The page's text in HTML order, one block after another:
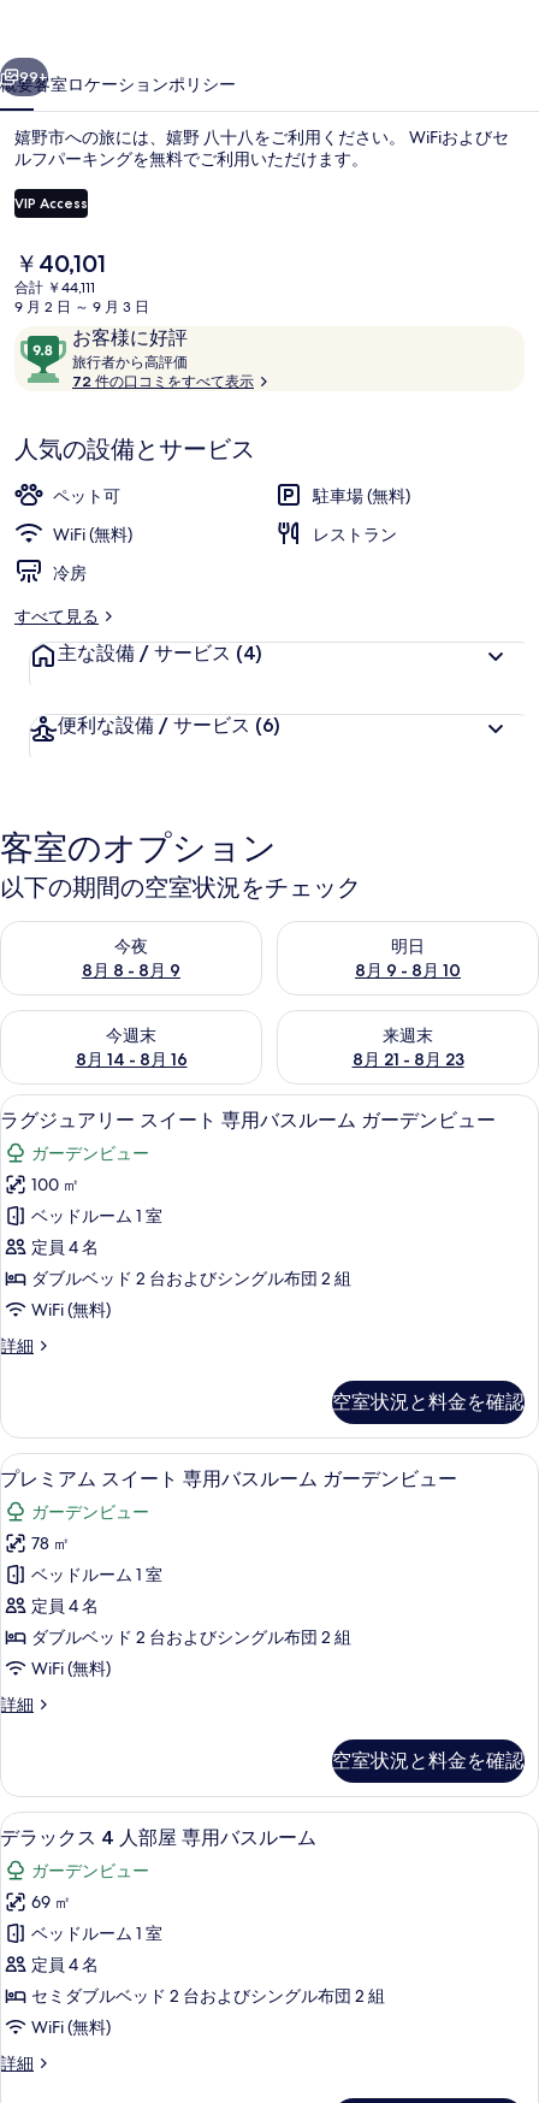
真
ギ
ャ
ラ
リ
ー
次へ
99+
概要客室ロケーションポリシー
嬉野市への旅には、嬉野 八十八をご利用ください。 WiFiおよびセ
ルフパーキングを無料でご利用いただけます。
VIP Access
現
在
の
金
は
￥40,101
￥40,101
合計 ￥44,111
9 月 2 日 ～ 9 月 3 日
口
コ
ミ
お客様に好評
10
段
階
9.8、
お
客
に
好
件
の
ミ
旅行者から高評価
行
ら
72 件の口コミをすべて表示
人気の設備とサービス
ペット可
駐車場 (無料)
WiFi (無料)
レストラン
冷房
すべて見る
主な設備 / サービス (4)
便利な設備 / サービス (6)
客室のオプション
以下の期間の空室状況をチェック
今夜
8月 8 - 8月 9
今夜 8月 8 - 8月 9 の空室状況をチェック
明日
8月 9 - 8月 10
明日 8月 9 - 8月 10 の空室状
今週末
8月 14 - 8月 16
今週末 8月 14 - 8月 16 の空室状況をチェック
来週末
8月 21 - 8月 23
来週末 8月 21 - 8月 23 の空室
ラ
グ
ジ
ュ
ア
リ
ー
イ
ト
専
用
バ
ス
ル
ー
ム
ガ
ー
ビ
ュ
ー
の
す
べ
て
の
真
ラグジュアリー スイート 専用バス
21
ラグジュアリー スイート 専用バスルーム ガーデンビュー
ガーデンビュー
100 ㎡
ベッドルーム 1 室
定員 4 名
ダブルベッド 2 台およびシングル布団 2 組
WiFi (無料)
詳細
ラ
ア
リ
ー
ス
イ
ー
ト
専
用
バ
ス
ル
ー
ム
デ
ン
ビ
ュ
ー
の
詳
細
空室状況と料金を確認
プ
レ
ミ
ア
ム
ス
イ
ト
用
バ
ス
ル
ー
ム
ガ
ー
デ
ン
プレミアム スイート 専用バスルー
12
プレミアム スイート 専用バスルーム ガーデンビュー
ガーデンビュー
78 ㎡
ベッドルーム 1 室
定員 4 名
ダブルベッド 2 台およびシングル布団 2 組
WiFi (無料)
詳細
プ
ム
ス
イ
ー
ト
専
用
バ
ス
ル
ー
ム
ガ
ー
空室状況と料金を確認
デ
ラ
ッ
ク
ス
4
人
部
屋
デラックス 4 人部屋 専用バスルーム
12
デラックス 4 人部屋 専用バスルーム
ガーデンビュー
69 ㎡
ベッドルーム 1 室
定員 4 名
セミダブルベッド 2 台およびシングル布団 2 組
WiFi (無料)
詳細
デ